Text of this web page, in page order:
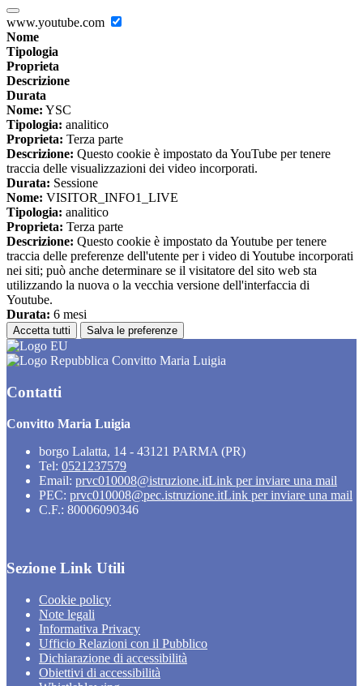
www.youtube.com
Nome
Tipologia
Proprieta
Descrizione
Durata
Nome: YSC
Tipologia: analitico
Proprieta: Terza parte
Descrizione: Questo cookie è impostato da YouTube per tenere
traccia delle visualizzazioni dei video incorporati.
Durata: Sessione
Nome: VISITOR_INFO1_LIVE
Tipologia: analitico
Proprieta: Terza parte
Descrizione: Questo cookie è impostato da Youtube per tenere
traccia delle preferenze dell'utente per i video di Youtube incorporati
nei siti; può anche determinare se il visitatore del sito web sta
utilizzando la nuova o la vecchia versione dell'interfaccia di
Youtube.
Durata: 6 mesi
Accetta tutti Salva le preferenze
Convitto Maria Luigia
Contatti
Convitto Maria Luigia
borgo Lalatta, 14 - 43121 PARMA (PR)
Tel: 0521237579
Email: prvc010008@istruzione.itLink per inviare una mail
PEC: prvc010008@pec.istruzione.itLink per inviare una mail
C.F.: 80006090346
Sezione Link Utili
Cookie policy
Note legali
Informativa Privacy
Ufficio Relazioni con il Pubblico
Dichiarazione di accessibilità
Obiettivi di accessibilità